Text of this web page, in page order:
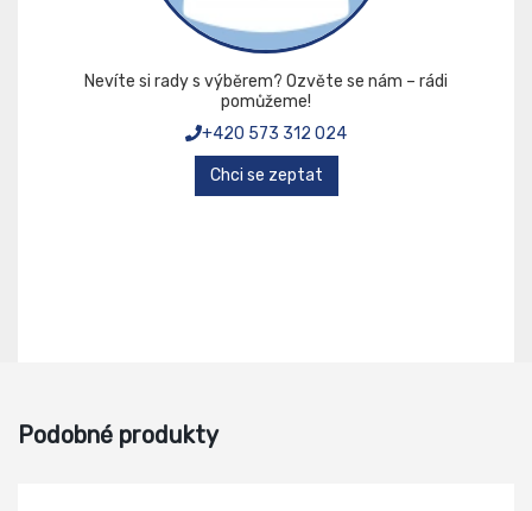
Nevíte si rady s výběrem? Ozvěte se nám – rádi
pomůžeme!
+420 573 312 024
Chci se zeptat
Podobné produkty